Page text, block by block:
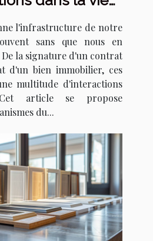
l'infrastructure de notre
sans que nous en
De la signature d'un contrat
d'un bien immobilier, ces
multitude d'interactions
Cet article se propose
du...